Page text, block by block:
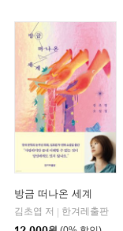
방금 떠나온 세계
김초엽 저
한겨레출판